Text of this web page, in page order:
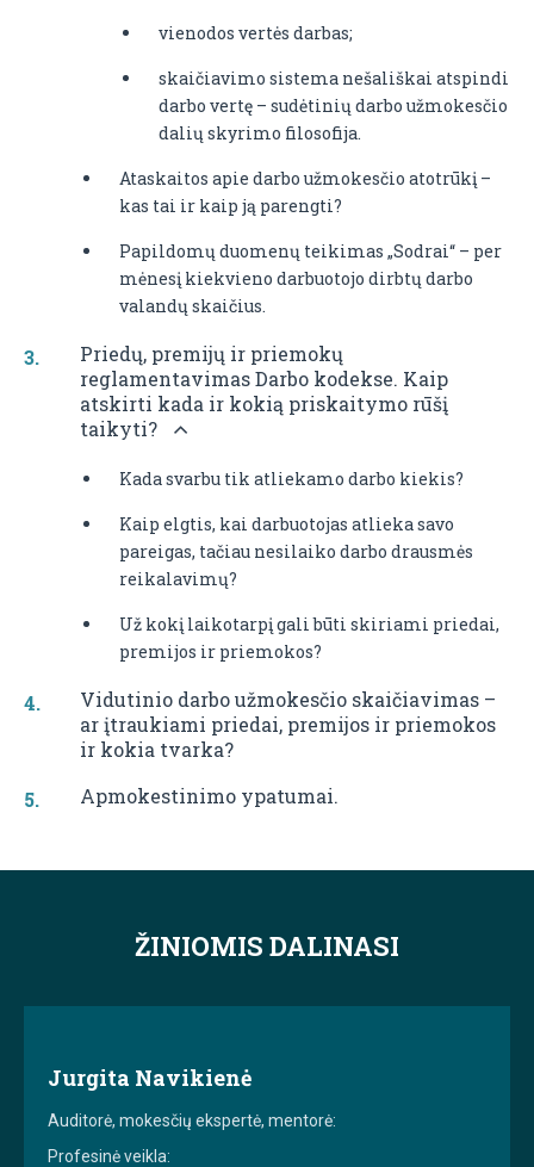
vienodos vertės darbas;
skaičiavimo sistema nešališkai atspindi
darbo vertę – sudėtinių darbo užmokesčio
dalių skyrimo filosofija.
Ataskaitos apie darbo užmokesčio atotrūkį –
kas tai ir kaip ją parengti?
Papildomų duomenų teikimas „Sodrai“ – per
mėnesį kiekvieno darbuotojo dirbtų darbo
valandų skaičius.
Priedų, premijų ir priemokų
reglamentavimas Darbo kodekse. Kaip
atskirti kada ir kokią priskaitymo rūšį
taikyti?
Kada svarbu tik atliekamo darbo kiekis?
Kaip elgtis, kai darbuotojas atlieka savo
pareigas, tačiau nesilaiko darbo drausmės
reikalavimų?
Už kokį laikotarpį gali būti skiriami priedai,
premijos ir priemokos?
Vidutinio darbo užmokesčio skaičiavimas –
ar įtraukiami priedai, premijos ir priemokos
ir kokia tvarka?
Apmokestinimo ypatumai.
ŽINIOMIS DALINASI
Jurgita Navikienė
Auditorė, mokesčių ekspertė, mentorė:
Profesinė veikla: